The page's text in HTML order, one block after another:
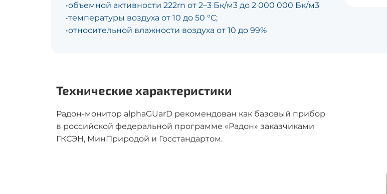
•объемной активности 222rn от 2–3 Бк/м3 до 2 000 000 Бк/м3
•температуры воздуха от 10 до 50 °С;
•относительной влажности воздуха от 10 до 99%
Технические характеристики
Радон-монитор alphaGUarD рекомендован как базовый прибор
в российской федеральной программе «Радон» заказчиками
ГКСЭН, МинПриродой и Госстандартом.